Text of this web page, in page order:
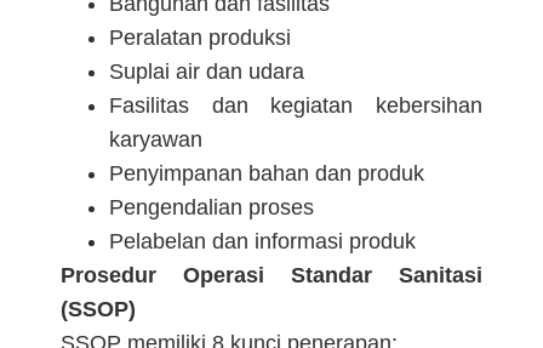
Peralatan produksi
Suplai air dan udara
Fasilitas dan kegiatan kebersihan
karyawan
Penyimpanan bahan dan produk
Pengendalian proses
Pelabelan dan informasi produk
Prosedur Operasi Standar Sanitasi
(SSOP)
SSOP memiliki 8 kunci penerapan: